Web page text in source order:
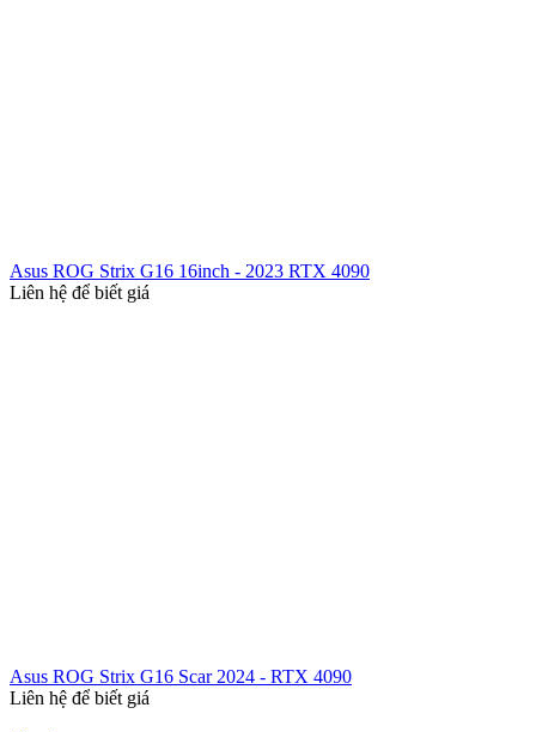
Asus ROG Strix G16 16inch - 2023 RTX 4090
Liên hệ để biết giá
Asus ROG Strix G16 Scar 2024 - RTX 4090
Liên hệ để biết giá